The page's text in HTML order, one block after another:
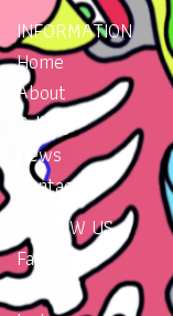
ใส่ของ หนังสือ เอก
ต่างๆ แยกจากระเ
สามารถใส่
15 นิ้ว ราคา : 1,490
ส่ง ลงทะเบียน 70
บาท #Handbag #ก
โน๊ตบุ๊ค #กระเป๋า#ก
เอกสาร #กระเป๋าสะ
เป๋าเเฟชั่น #กระเป๋
ปออนไลน์
#shoppingonline
# #กระเป๋าถือขอ
INFORMATION
Home
About
Gallery
News
Contacts
FOLLOW US
Facebook
Twitter